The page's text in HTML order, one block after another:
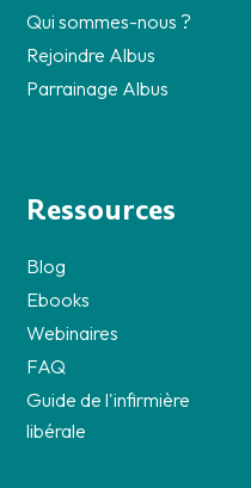
Qui sommes-nous ?
Rejoindre Albus
Parrainage Albus
Ressources
Blog
Ebooks
Webinaires
FAQ
Guide de l'infirmière
libérale